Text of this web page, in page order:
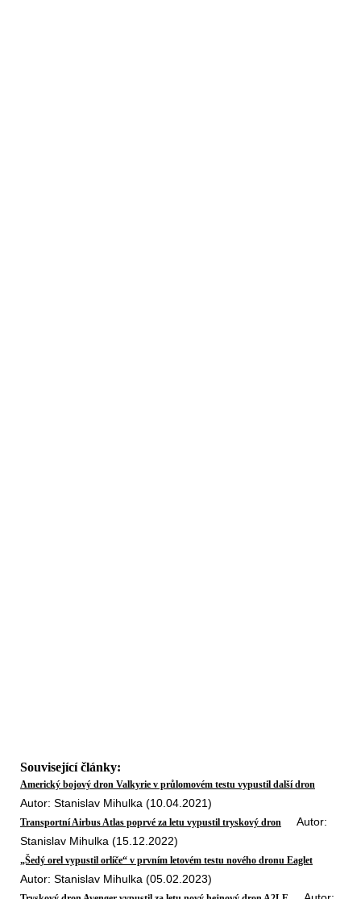
Související články:
Americký bojový dron Valkyrie v průlomovém testu vypustil další dron
Autor: Stanislav Mihulka (10.04.2021)
Transportní Airbus Atlas poprvé za letu vypustil tryskový dron
Autor:
Stanislav Mihulka (15.12.2022)
„Šedý orel vypustil orlíče“ v prvním letovém testu nového dronu Eaglet
Autor: Stanislav Mihulka (05.02.2023)